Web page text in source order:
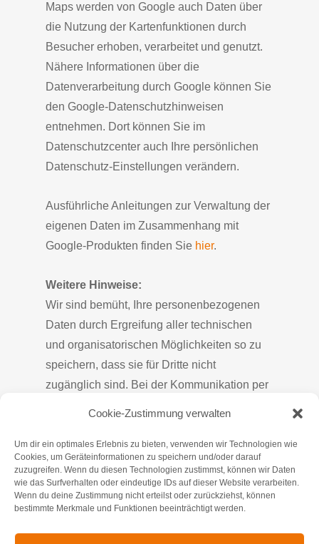
Cookie-Zustimmung verwalten
Um dir ein optimales Erlebnis zu bieten, verwenden wir Technologien wie
Cookies, um Geräteinformationen zu speichern und/oder darauf
zuzugreifen. Wenn du diesen Technologien zustimmst, können wir Daten
wie das Surfverhalten oder eindeutige IDs auf dieser Website verarbeiten.
Wenn du deine Zustimmung nicht erteilst oder zurückziehst, können
bestimmte Merkmale und Funktionen beeinträchtigt werden.
Maps werden von Google auch Daten über
die Nutzung der Kartenfunktionen durch
Besucher erhoben, verarbeitet und genutzt.
Nähere Informationen über die
Datenverarbeitung durch Google können Sie
den Google-Datenschutzhinweisen
entnehmen. Dort können Sie im
Datenschutzcenter auch Ihre persönlichen
Datenschutz-Einstellungen verändern.
Ausführliche Anleitungen zur Verwaltung der
eigenen Daten im Zusammenhang mit
Google-Produkten finden Sie hier.
Weitere Hinweise:
Wir sind bemüht, Ihre personenbezogenen
Daten durch Ergreifung aller technischen
und organisatorischen Möglichkeiten so zu
speichern, dass sie für Dritte nicht
zugänglich sind. Bei der Kommunikation per
wir Ihnen bei vertraulichen Informationen den
Postweg empfehlen.
Diese Datenschutzerklärung kann jederzeit